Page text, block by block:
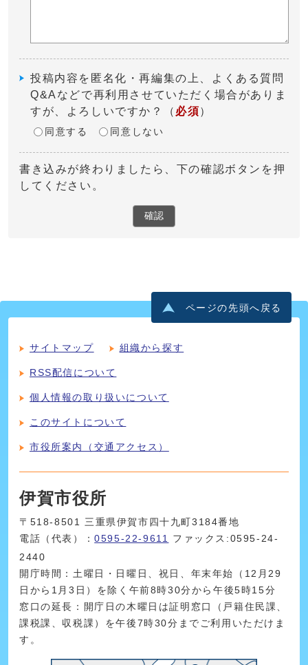
投稿内容を匿名化・再編集の上、よくある質問
Q&Aなどで再利用させていただく場合がありま
すが、よろしいですか？
（ 必須）
同意する 同意しない
書き込みが終わりましたら、下の確認ボタンを押
してください。
確認
ページの先頭へ戻る
サイトマップ 組織から探す
RSS配信について
個人情報の取り扱いについて
このサイトについて
市役所案内（交通アクセス）
伊賀市役所
〒518-8501 三重県伊賀市四十九町3184番地
電話（代表）：0595-22-9611 ファックス:0595-24-
2440
開庁時間：土曜日・日曜日、祝日、年末年始（12月29
日から1月3日）を除く午前8時30分から午後5時15分
窓口の延長：開庁日の木曜日は証明窓口（戸籍住民課、
課税課、収税課）を午後7時30分までご利用いただけま
す。